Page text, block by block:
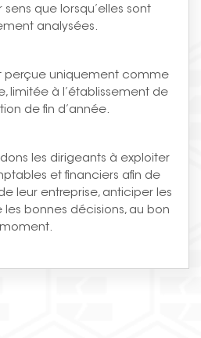
que lorsqu’elles sont
analysées.
perçue uniquement comme
limitée à l’établissement de
de fin d’année.
les dirigeants à exploiter
et financiers afin de
leur entreprise, anticiper les
les bonnes décisions, au bon
moment.